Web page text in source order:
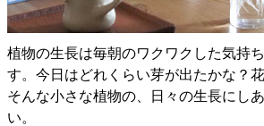
植物の生長は毎朝のワクワクした気持
す。今日はどれくらい芽が出たかな？
そんな小さな植物の、日々の生長にし
い。